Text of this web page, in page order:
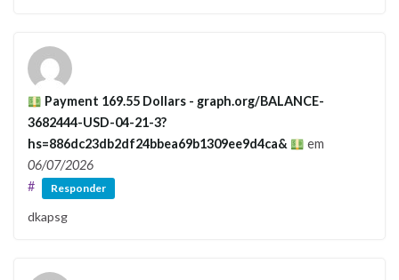
Payment 169.55 Dollars - graph.org/BALANCE-
3682444-USD-04-21-3?
hs=886dc23db2df24bbea69b1309ee9d4ca&
em
06/07/2026
#
Responder
dkapsg